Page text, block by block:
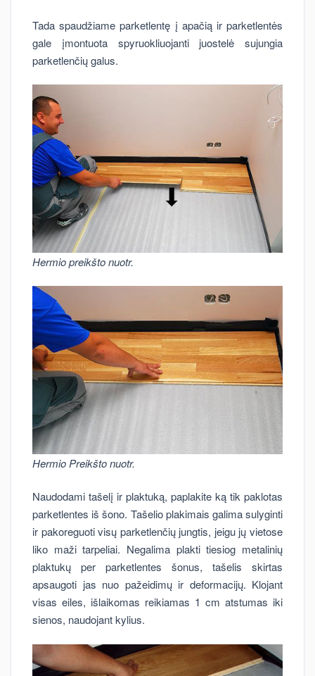
Tada spaudžiame parketlentę į apačią ir parketlentės
gale įmontuota spyruokliuojanti juostelė sujungia
parketlenčių galus.
Hermio preikšto nuotr.
Hermio Preikšto nuotr.
Naudodami tašelį ir plaktuką, paplakite ką tik paklotas
parketlentes iš šono. Tašelio plakimais galima sulyginti
ir pakoreguoti visų parketlenčių jungtis, jeigu jų vietose
liko maži tarpeliai. Negalima plakti tiesiog metalinių
plaktukų per parketlentes šonus, tašelis skirtas
apsaugoti jas nuo pažeidimų ir deformacijų. Klojant
visas eiles, išlaikomas reikiamas 1 cm atstumas iki
sienos, naudojant kylius.